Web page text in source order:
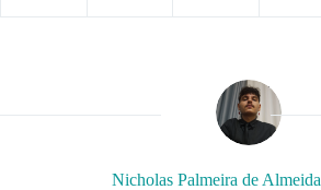
Nicholas Palmeira de Almeida